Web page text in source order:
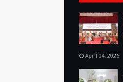
April 04, 2026